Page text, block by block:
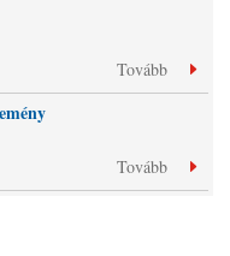
Tovább
Tovább